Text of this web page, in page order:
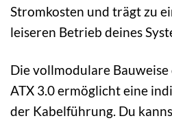
Stromkosten und trägt zu
leiseren Betrieb deines
Die vollmodulare Bauweise
ATX 3.0 ermöglicht eine
der Kabelführung. Du